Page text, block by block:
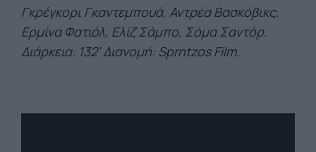
Γκρέγκορι Γκαντεμπουά, ΑντρέαΒασκόβικς,
Ερμίνα Φατιόλ, Ελίζ Σάμπο, ΣόμαΣαντόρ.
Διάρκεια: 132' Διανομή:Sprntzos Film.